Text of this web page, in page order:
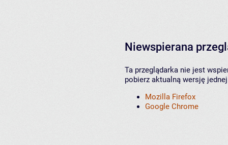
Niewspierana
Ta przeglądarka nie jest
pobierz aktualną wersję
Mozilla Firefox
Google Chrome